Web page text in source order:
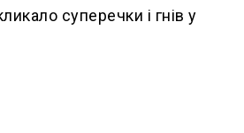
суперечки і гнів у